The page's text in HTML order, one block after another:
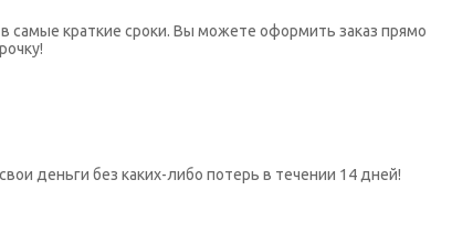
самые краткие сроки. Вы можете оформить заказ прямо
деньги без каких-либо потерь в течении 14 дней!